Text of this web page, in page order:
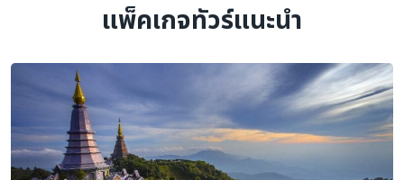
แพ็คเกจทัวร์แนะนำ